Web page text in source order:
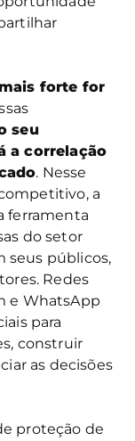
forte for
seu
a correlação
. Nesse
a
ferramenta
do setor
seus públicos,
Redes
e WhatsApp
para
construir
as decisões
proteção de